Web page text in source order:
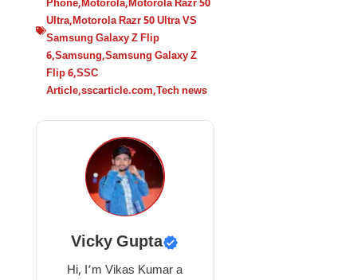
Phone,Motorola,Motorola Razr 50
Ultra,Motorola Razr 50 Ultra VS
Samsung Galaxy Z Flip
6,Samsung,Samsung Galaxy Z
Flip 6,SSC
Article,sscarticle.com,Tech news
Vicky Gupta
Hi, I’m Vikas Kumar a